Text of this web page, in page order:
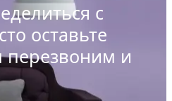
с
оставьте
перезвоним и